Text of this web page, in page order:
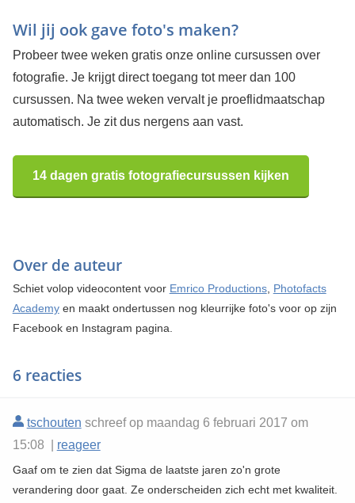
Wil jij ook gave foto's maken?
Probeer twee weken gratis onze online cursussen over
fotografie. Je krijgt direct toegang tot meer dan 100
cursussen. Na twee weken vervalt je proeflidmaatschap
automatisch. Je zit dus nergens aan vast.
14 dagen gratis fotografiecursussen kijken
Over de auteur
Schiet volop videocontent voor Emrico Productions, Photofacts
Academyen maakt ondertussen nog kleurrijke foto's voor op zijn
Facebook en Instagram pagina.
6 reacties
tschouten schreef op maandag 6 februari 2017 om
15:08 | reageer
Gaaf om te zien dat Sigma de laatste jaren zo'n grote
verandering door gaat. Ze onderscheiden zich echt met kwaliteit.